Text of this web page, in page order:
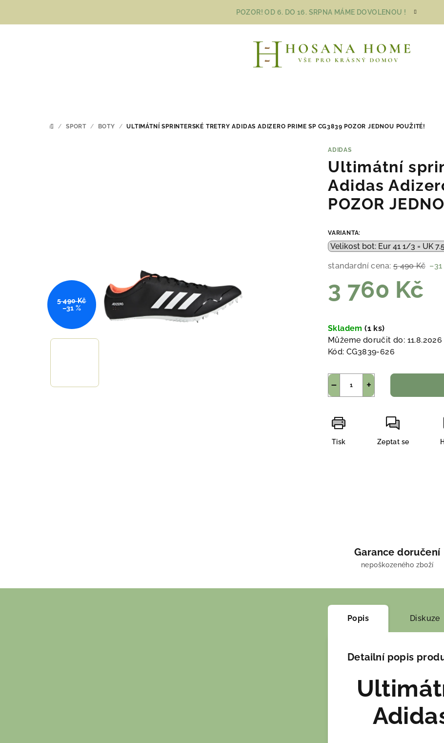
POZOR! OD 6. DO 16. SRPNA MÁME DOVOLENOU !
DOMŮ
/ SPORT / BOTY / ULTIMÁTNÍ SPRINTERSKÉ TRETRY ADIDAS ADIZERO PRIME SP CG3839 POZOR JEDNOU POUŽITÉ!
ADIDAS
Ultimátní
Adidas
POZOR
VARIANTA:
standardní cena: 5 490 Kč –31
3 760 Kč
cena:
Skladem(1 ks)
Můžeme doručit do: 11.8.2026
Kód: CG3839-626
+
−
Tisk Zeptat se
5 490 Kč
–31 %
Garance doručení
nepoškozeného zboží
Popis Diskuze
Detailní popis